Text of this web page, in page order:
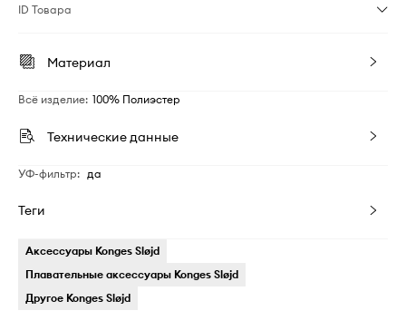
ID Товара
Материал
Всё изделие: 100% Полиэстер
Технические данные
УФ-фильтр: да
Теги
Аксессуары Konges Sløjd
Плавательные аксессуары Konges Sløjd
Другое Konges Sløjd